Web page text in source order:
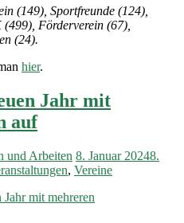
(149), Sportfreunde (124),
Förderverein (67),
(24).
hier.
Jahr mit
auf
und Arbeiten 8. Januar 20248.
, Vereine